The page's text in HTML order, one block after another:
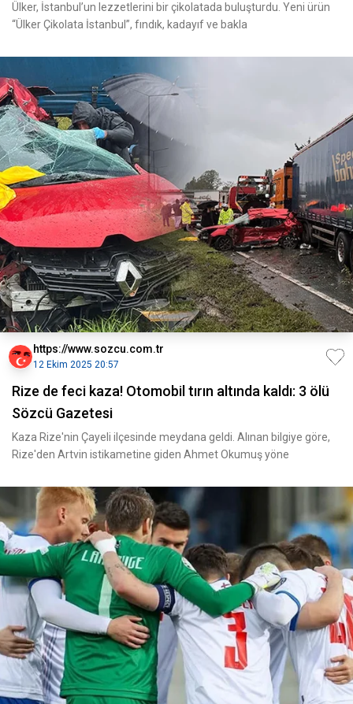
Ülker, İstanbul’un lezzetlerini bir çikolatada buluşturdu. Yeni ürün
“Ülker Çikolata İstanbul”, fındık, kadayıf ve bakla
https://www.sozcu.com.tr
12 Ekim 2025 20:57
Rize de feci kaza! Otomobil tırın altında kaldı: 3 ölü
Sözcü Gazetesi
Kaza Rize'nin Çayeli ilçesinde meydana geldi. Alınan bilgiye göre,
Rize'den Artvin istikametine giden Ahmet Okumuş yöne